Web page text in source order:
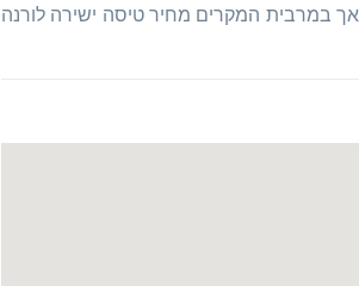
אך במרבית המקרים מחיר טיסה ישירה לורנה